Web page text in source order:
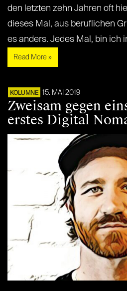
den letzten zehn Jahren oft
dieses Mal, aus beruflichen
es anders. Jedes Mal, bin ich
Read More »
KOLUMNE 15. MAI 2019
Zweisam gegen
erstes Digital